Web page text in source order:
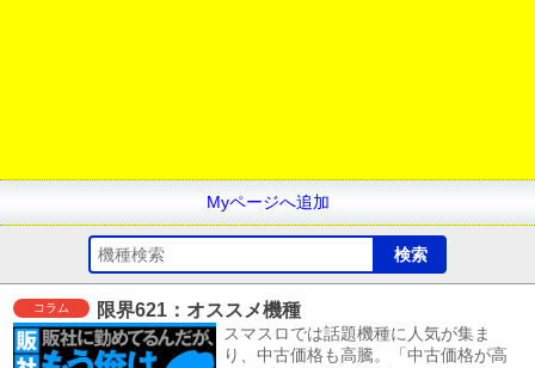
Myページへ追加
コラム 限界621：オススメ機種
スマスロでは話題機種に人気が集ま
り、中古価格も高騰。「中古価格が高